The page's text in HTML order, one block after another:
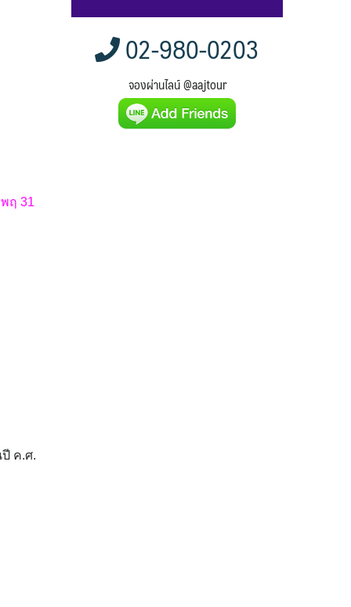
ฤ 31
ค.ศ.
Alternative:
02-980-0203
จองผ่านไลน์ @aajtour